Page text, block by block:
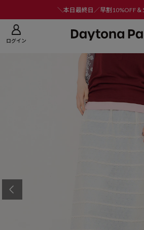
＼本日最終日／早割10%OFF＆
ログイン